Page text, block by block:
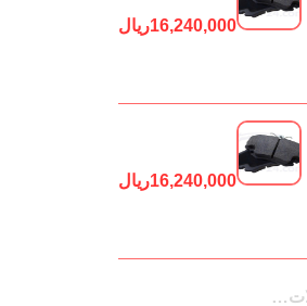
16,240,000ریال
16,240,000ریال